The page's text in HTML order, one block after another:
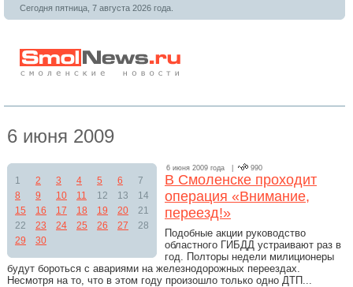
Сегодня пятница, 7 августа 2026 года.
6 июня 2009
1 2 3 4 5 6
7
8
9 10 11 12 13
14
15
16 17 18 19 20
21
22
23 24 25 26 27
28
29
30
6 июня 2009 года | 990
В Смоленске проходит
операция «Внимание,
переезд!»
Подобные акции руководство
областного ГИБДД устраивают раз в
год. Полторы недели милиционеры
будут бороться с авариями на железнодорожных переездах.
Несмотря на то, что в этом году произошло только одно ДТП...